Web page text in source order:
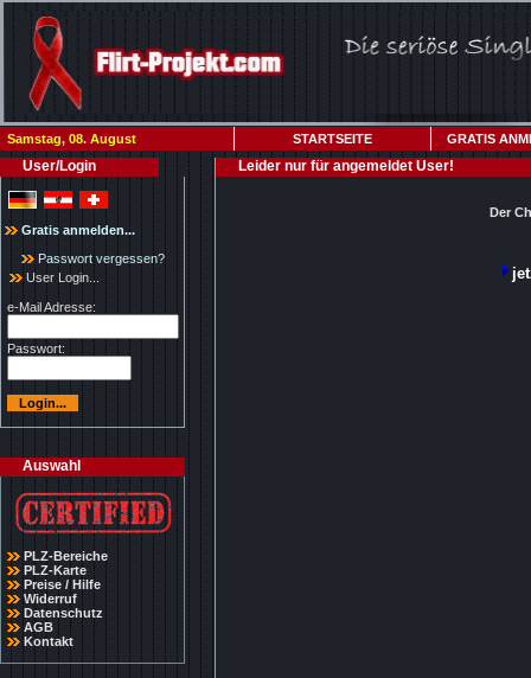
Samstag, 08. August STARTSEITE GRATIS
User/Login
Gratis anmelden...
Passwort vergessen?
User Login...
e-Mail Adresse:
Passwort:
Auswahl
PLZ-Bereiche
PLZ-Karte
Preise / Hilfe
Widerruf
Datenschutz
AGB
Kontakt
Leider nur für angemeldet User!
Der